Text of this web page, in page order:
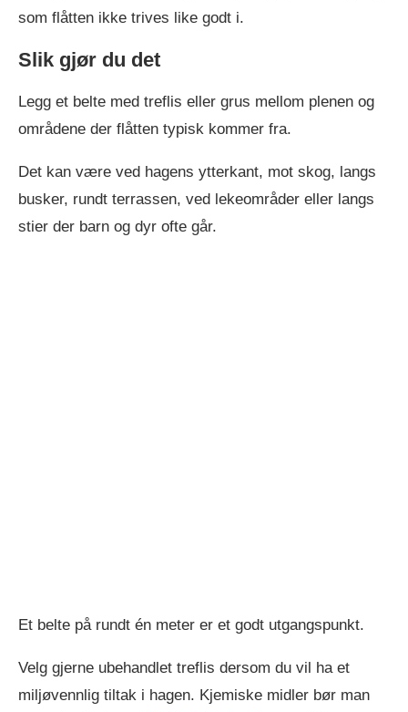
som flåtten ikke trives like godt i.
Slik gjør du det
Legg et belte med treflis eller grus mellom plenen og
områdene der flåtten typisk kommer fra.
Det kan være ved hagens ytterkant, mot skog, langs
busker, rundt terrassen, ved lekeområder eller langs
stier der barn og dyr ofte går.
Et belte på rundt én meter er et godt utgangspunkt.
Velg gjerne ubehandlet treflis dersom du vil ha et
miljøvennlig tiltak i hagen. Kjemiske midler bør man